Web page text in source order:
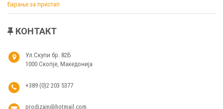
Барање за пристап
КОНТАКТ
Ул.Скупи бр. 82Б
1000 Скопје, Македонија
+389 (0)2 203 5377
prodizajn@hotmail.com